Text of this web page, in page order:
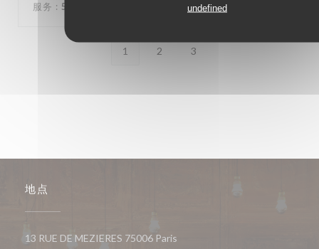
undefined
服务 : 5 质价比: 5/5
1 2 3
地点
13 RUE DE MEZIERES 75006 Paris